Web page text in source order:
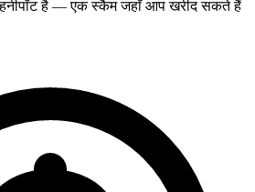
हनीपॉट है — एक स्कैम जहाँ आप खरीद सकते हैं